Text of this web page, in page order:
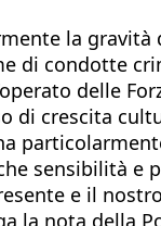
la gravità
di condotte
delle
di crescita
sensibilità e
e il
la nota della